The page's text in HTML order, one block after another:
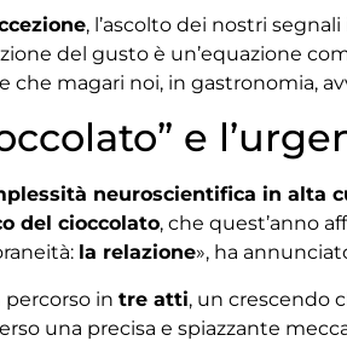
, l’ascolto dei nostri
del gusto è un’equazione
magari noi, in gastronomia,
e
neuroscientifica in alta
del cioccolato, che quest’anno
la relazione», ha
in tre atti, un crescendo
una precisa e spiazzante